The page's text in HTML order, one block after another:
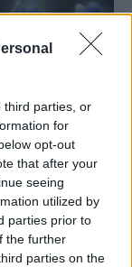
third parties, or
for
opt-out
that after your
seeing
utilized by
parties prior to
the further
parties on the
την